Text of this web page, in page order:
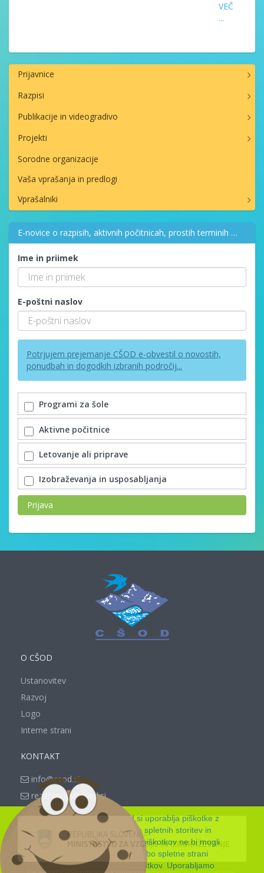
VEČ
...
Prijavnice
Razpisi
Publikacije in videogradivo
Projekti
Sorodne organizacije
Vaša vprašanja in predlogi
Vprašalniki
E-novice o razpisih, aktivnih počitnicah, prostih terminih …
Ime in priimek
E-poštni naslov
Potrjujem prejemanje CŠOD e-obvestil o novostih,
ponudbah in dogodkih izbranih področij...
Programi za šole
Aktivne počitnice
Letovanje ali priprave
Izobraževanja in usposabljanja
Prijava
O CŠOD
Ustanovitev
Razvoj
Logo
Interne strani
KONTAKT
info@csod.si
rezervacije@csod.si
Spletna stran www.csod.si uporablja piškotke z
namenom zagotavljanja spletnih storitev in
funkcionalnosti, ki jih brez piškotkov ne bi mogli
nuditi. Z nadaljnjo uporabo spletne strani
soglašate z uporabo piškotkov. Uporabljamo